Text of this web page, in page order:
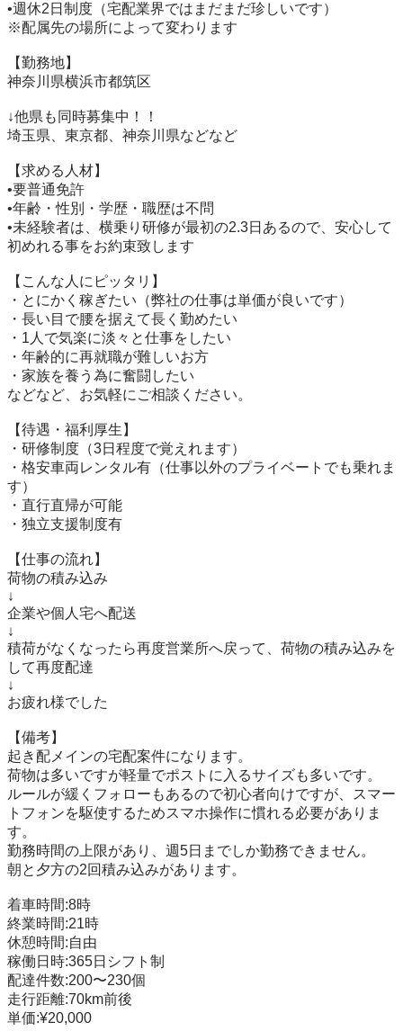
•週休2日制度（宅配業界ではまだまだ珍しいです）
※配属先の場所によって変わります
【勤務地】
神奈川県横浜市都筑区
↓他県も同時募集中！！
埼玉県、東京都、神奈川県などなど
【求める人材】
•要普通免許
•年齢・性別・学歴・職歴は不問
•未経験者は、横乗り研修が最初の2.3日あるので、安心して
初めれる事をお約束致します
【こんな人にピッタリ】
・とにかく稼ぎたい（弊社の仕事は単価が良いです）
・長い目で腰を据えて長く勤めたい
・1人で気楽に淡々と仕事をしたい
・年齢的に再就職が難しいお方
・家族を養う為に奮闘したい
などなど、お気軽にご相談ください。
【待遇・福利厚生】
・研修制度（3日程度で覚えれます）
・格安車両レンタル有（仕事以外のプライベートでも乗れま
す）
・直行直帰が可能
・独立支援制度有
【仕事の流れ】
荷物の積み込み
↓
企業や個人宅へ配送
↓
積荷がなくなったら再度営業所へ戻って、荷物の積み込みを
して再度配達
↓
お疲れ様でした
【備考】
起き配メインの宅配案件になります。
荷物は多いですが軽量でポストに入るサイズも多いです。
ルールが緩くフォローもあるので初心者向けですが、スマー
トフォンを駆使するためスマホ操作に慣れる必要がありま
す。
勤務時間の上限があり、週5日までしか勤務できません。
朝と夕方の2回積み込みがあります。
着車時間:8時
終業時間:21時
休憩時間:自由
稼働日時:365日シフト制
配達件数:200〜230個
走行距離:70km前後
単価:¥20,000